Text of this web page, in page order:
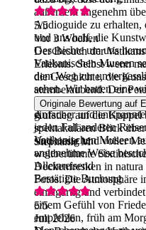
außerdem angenehm
Audioguide zu erhalten,
und uns half, die
Geschichte um uns
Vatikanischen Museen
dem Weg zur
sehen. Wir hatten eine
Gefühl, dass der
einfacher und
jeden Fall anderen
Vatikanischen Museen
angenehme Weise
5/5
Vor 3 Wochen
Der Besuch der
Erlebnis. Selbst wenn
die Geschichte, die
atemberaubend. Der
unglaublichen Details
Aufstieg auf die Kuppel
spektakulären Blick
sind riesig und voller
weltberühmte
Deckenfresken in
Fotos. Die Atmosphäre
einzigartig und
einem Gefühl von
empfehlen, früh am
Originale Bewertung auf
S
Stephanie M
Alleinreisend
Bestätigte Buchung
5/5
Juli 2026